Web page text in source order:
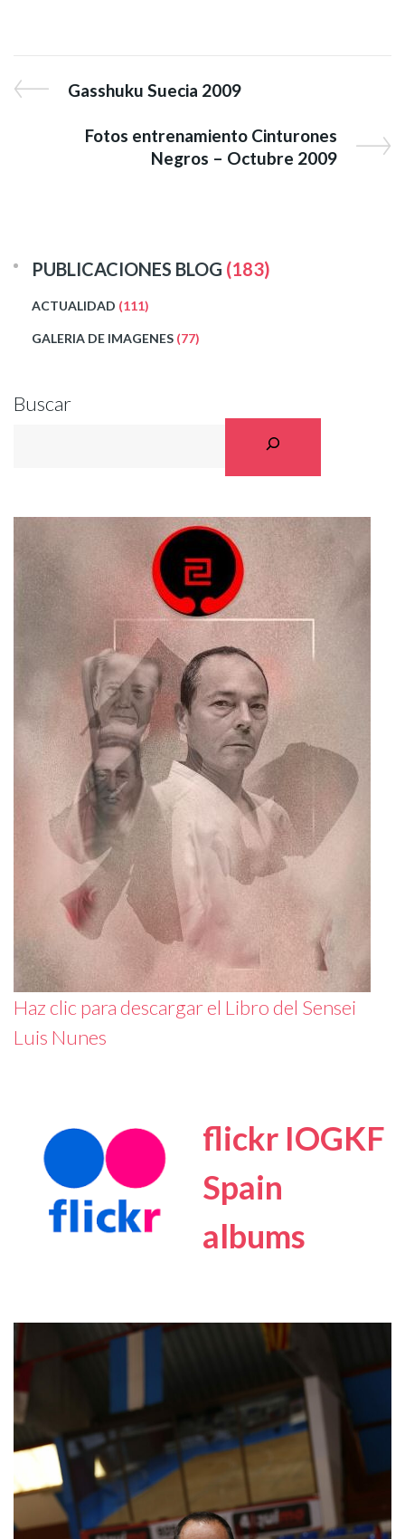
Gasshuku Suecia 2009
Fotos entrenamiento Cinturones
Negros – Octubre 2009
PUBLICACIONES BLOG (183)
ACTUALIDAD (111)
GALERIA DE IMAGENES (77)
Buscar
Haz clic para descargar el Libro del Sensei
Luis Nunes
flickr IOGKF
Spain
albums